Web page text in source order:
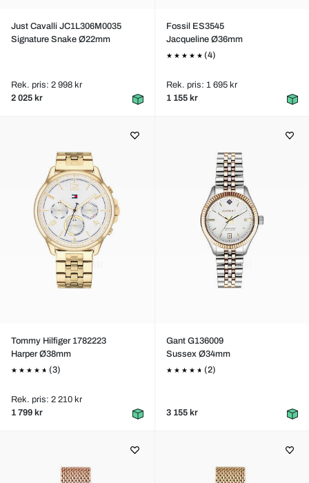
Just Cavalli JC1L306M0035
Signature Snake Ø22mm
Rek. pris: 2 998 kr
2 025 kr
Fossil ES3545
Jacqueline Ø36mm
(4)
Rek. pris: 1 695 kr
1 155 kr
Tommy Hilfiger 1782223
Harper Ø38mm
(3)
Rek. pris: 2 210 kr
1 799 kr
Gant G136009
Sussex Ø34mm
(2)
3 155 kr